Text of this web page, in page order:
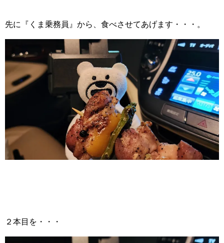
先に『くま乗務員』から、食べさせてあげます・・・。
２本目を・・・